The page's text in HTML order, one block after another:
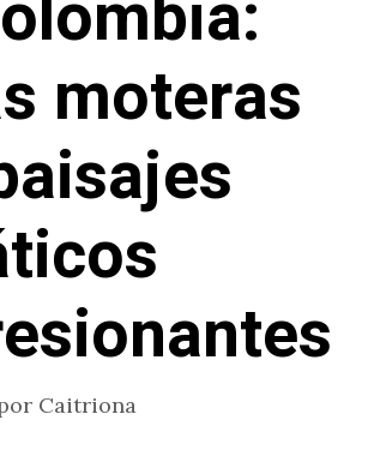
moteras
Caitriona